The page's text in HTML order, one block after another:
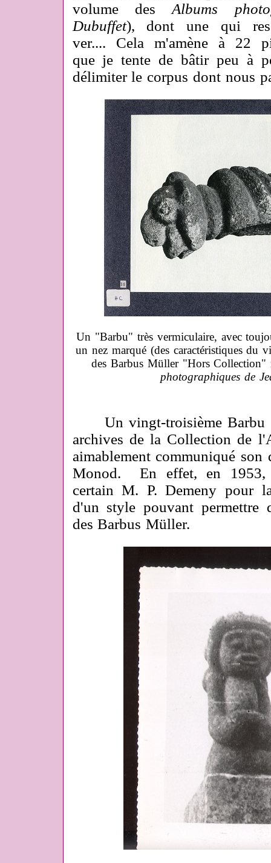
volume des Albums
Dubuffet), dont une qui
ver.... Cela m'amène à 22
que je tente de bâtir peu à
délimiter le corpus dont nous
Un "Barbu" très vermiculaire, avec
un nez marqué (des caractéristiques du
des Barbus Müller "Hors Collection"
photographiques de
Un vingt-troisième Barbu
archives de la Collection de
aimablement communiqué son
Monod. En effet, en 1953,
certain M. P. Demeny pour
d'un style pouvant permettre
des Barbus Müller.